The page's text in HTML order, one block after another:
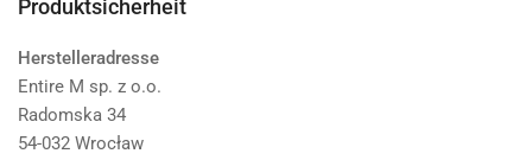
Produktsicherheit
Herstelleradresse
Entire M sp. z o.o.
Radomska 34
54-032 Wrocław